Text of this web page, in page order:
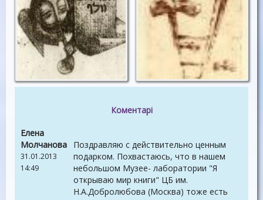
Коментарі
Елена
Молчанова
31.01.2013
14:49
Поздравляю с действительно ценным
подарком. Похвастаюсь, что в нашем
небольшом Музее- лаборатории "Я
открываю мир книги" ЦБ им.
Н.А.Добролюбова (Москва) тоже есть